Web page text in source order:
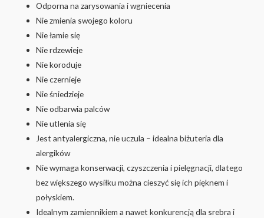
Odporna na zarysowania i wgniecenia
Nie zmienia swojego koloru
Nie łamie się
Nie rdzewieje
Nie koroduje
Nie czernieje
Nie śniedzieje
Nie odbarwia palców
Nie utlenia się
Jest antyalergiczna, nie uczula – idealna biżuteria dla
alergików
Nie wymaga konserwacji, czyszczenia i pielęgnacji, dlatego
bez większego wysiłku można cieszyć się ich pięknem i
połyskiem.
Idealnym zamiennikiem a nawet konkurencją dla srebra i